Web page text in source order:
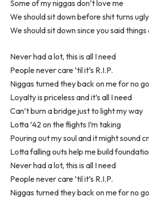
Some of my niggas don’t love me
We should sit down before shit turns ugly
We should sit down since you said
Never had a lot, this is all I need
People never care ’til it’s R.I.P.
Niggas turned they back on me for no
Loyalty is priceless and it’s all I need
Can’t burn a bridge just to light my way
Lotta ’42 on the flights I’m taking
Pouring out my soul and it might sound
Lotta falling outs help me build
Never had a lot, this is all I need
People never care ’til it’s R.I.P.
Niggas turned they back on me for no